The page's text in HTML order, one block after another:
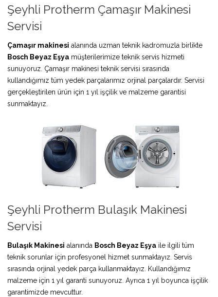
Şeyhli Protherm Çamaşır Makinesi
Servisi
Çamaşır makinesi alanında uzman teknik kadromuzla birlikte
Bosch Beyaz Eşya müşterilerimize teknik servis hizmeti
sunuyoruz. Çamaşır makinesi teknik servisi sırasında
kullandığımız tüm yedek parçalarımız orjinal parçalardır. Servisi
gerçekleştirilen ürün için 1 yıl işçilik ve malzeme garantisi
sunmaktayız.
Şeyhli Protherm Bulaşık Makinesi
Servisi
Bulaşık Makinesi alanında Bosch Beyaz Eşya ile ilgili tüm
teknik sorunlar için profesyonel hizmet sunmaktayız. Servis
sırasında orjinal yedek parça kullanmaktayız. Kullandığımız
malzeme için 1 yıl garanti sunuyoruz. Ayrıca 1 yıl boyunca işçilik
garantimizde mevcuttur.